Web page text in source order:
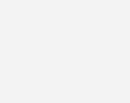
erst gar nicht entstehen und dass sie
wieder an den Arbeitsplatz
wurde für das Gesundheits- und
das Präventionsgesetz, ein
diesem Artikelgesetz werden vor allem
im traditionell gegliederten
die sektoralen Gräben zu